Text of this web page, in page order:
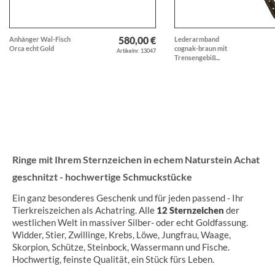
Anhänger Wal-Fisch
Orca echt Gold
580,00 €
Artikelnr. 13047
Lederarmband
cognak-braun mit
Trensengebiß...
Ringe mit Ihrem Sternzeichen in echem Naturstein Achat
geschnitzt - hochwertige Schmuckstücke
Ein ganz besonderes Geschenk und für jeden passend - Ihr
Tierkreiszeichen als Achatring. Alle 12 Sternzeichen der
westlichen Welt in massiver Silber- oder echt Goldfassung.
Widder, Stier, Zwillinge, Krebs, Löwe, Jungfrau, Waage,
Skorpion, Schütze, Steinbock, Wassermann und Fische.
Hochwertig, feinste Qualität, ein Stück fürs Leben.